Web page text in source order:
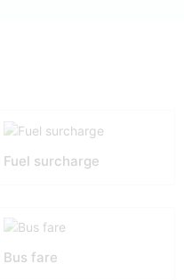
Fuel surcharge
Bus fare